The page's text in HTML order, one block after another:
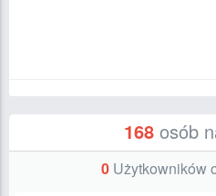
168 osób
0Użytkowników